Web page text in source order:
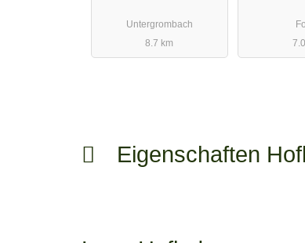
Untergrombach
8.7 km
Eigenschaften